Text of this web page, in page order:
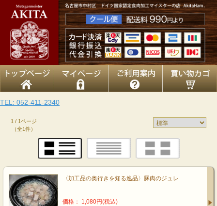
TEL: 052-411-2340
1 / 1ページ
（全1件）
〈加工品の奥行きを知る逸品〉豚肉のジュレ
価格： 1,080円(税込)